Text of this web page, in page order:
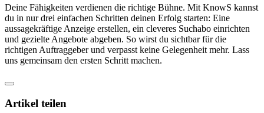
Deine Fähigkeiten verdienen die richtige Bühne. Mit KnowS kannst
du in nur drei einfachen Schritten deinen Erfolg starten: Eine
aussagekräftige Anzeige erstellen, ein cleveres Suchabo einrichten
und gezielte Angebote abgeben. So wirst du sichtbar für die
richtigen Auftraggeber und verpasst keine Gelegenheit mehr. Lass
uns gemeinsam den ersten Schritt machen.
Artikel teilen